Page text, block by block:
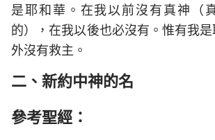
是耶和華。在我以前沒有真神（
的），在我以後也必沒有。惟有我
外沒有救主。
二、新約中神的名
參考聖經：